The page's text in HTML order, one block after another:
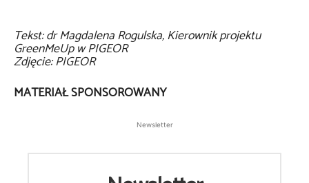
Tekst: dr Magdalena Rogulska, Kierownik projektu
GreenMeUp w PIGEOR
Zdjęcie: PIGEOR
MATERIAŁ SPONSOROWANY
Newsletter